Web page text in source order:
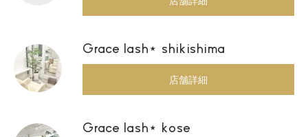
Grace lash⋆ shikishima
店舗詳細
Grace lash⋆ kose